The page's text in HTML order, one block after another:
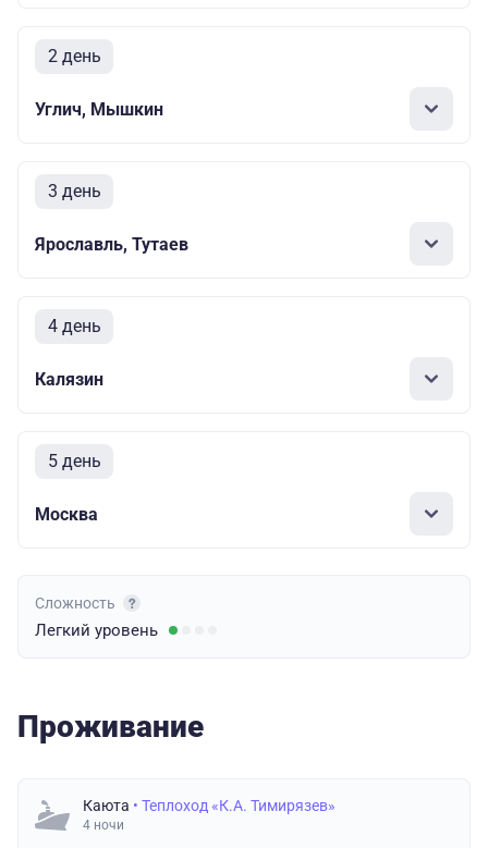
2 день
Углич, Мышкин
3 день
Ярославль, Тутаев
4 день
Калязин
5 день
Москва
Сложность
Легкий уровень
Проживание
Каюта • Теплоход «К.А. Тимирязев»
4 ночи